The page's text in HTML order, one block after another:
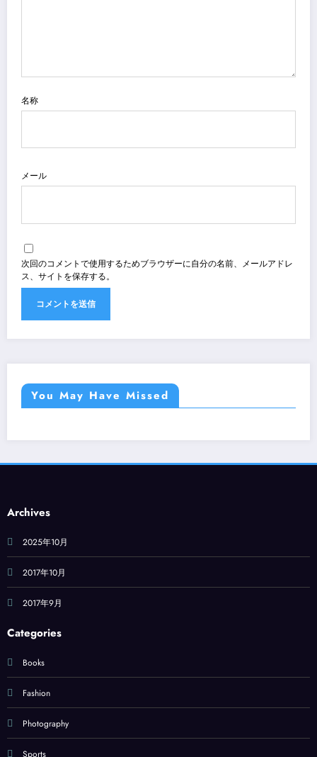
名称
メール
次回のコメントで使用するためブラウザーに自分の名前、メールアドレ
ス、サイトを保存する。
You May Have Missed
Archives
2025年10月
2017年10月
2017年9月
Categories
Books
Fashion
Photography
Sports